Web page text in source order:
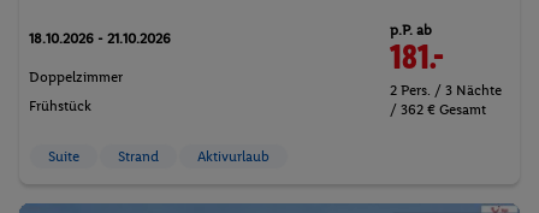
18.10.2026 - 21.10.2026
Doppelzimmer
Frühstück
p.P. ab
181.-
2 Pers. / 3 Nächte
/ 362 € Gesamt
Suite Strand Aktivurlaub